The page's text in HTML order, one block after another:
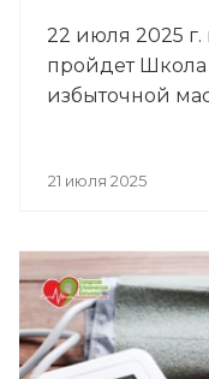
22 июля 2025
пройдет
избыточной
21 июля 2025